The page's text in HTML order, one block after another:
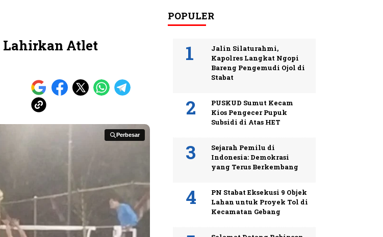
Lahirkan Atlet
Perbesar
Perbesar
POPULER
Jalin Silaturahmi,
Kapolres Langkat Ngopi
Bareng Pengemudi Ojol di
Stabat
PUSKUD Sumut Kecam
Kios Pengecer Pupuk
Subsidi di Atas HET
Sejarah Pemilu di
Indonesia: Demokrasi
yang Terus Berkembang
PN Stabat Eksekusi 9 Objek
Lahan untuk Proyek Tol di
Kecamatan Gebang